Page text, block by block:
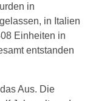
in
in Italien
Einheiten in
entstanden
Aus. Die